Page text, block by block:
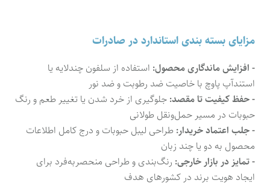
مزایای بسته بندی استاندارد در صادرات
- افزایش ماندگاری محصول: استفاده از سلفون چندلایه یا
استندآپ پاوچ با خاصیت ضد رطوبت و ضد نور
- حفظ کیفیت تا مقصد: جلوگیری از خرد شدن یا تغییر طعم و رنگ
حبوبات در مسیر حمل‌ونقل طولانی
- جلب اعتماد خریدار: طراحی لیبل حبوبات و درج کامل اطلاعات
محصول به دو یا چند زبان
- تمایز در بازار خارجی: رنگ‌بندی و طراحی منحصربه‌فرد برای
ایجاد هویت برند در کشورهای هدف